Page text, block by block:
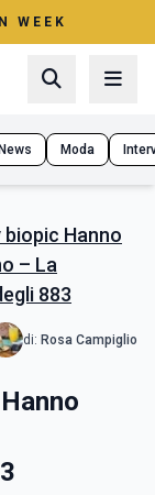
WEEK
Moda
Hanno
– La
883
di: Rosa Campiglio